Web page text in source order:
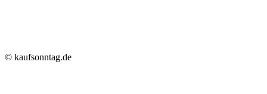
© kaufsonntag.de